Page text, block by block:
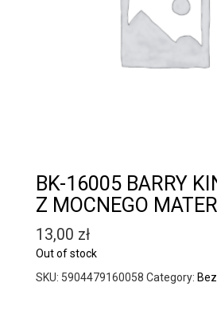
BK-16005 BARRY
Z MOCNEGO
13,00 zł
Out of stock
SKU: 5904479160058 Category: